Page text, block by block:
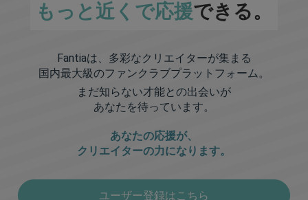
もっと近くで応援できる。
Fantiaは、多彩なクリエイターが集まる
国内最大級のファンクラブプラットフォーム。
まだ知らない才能との出会いが
あなたを待っています。
あなたの応援が、
クリエイターの力になります。
ユーザー登録はこちら